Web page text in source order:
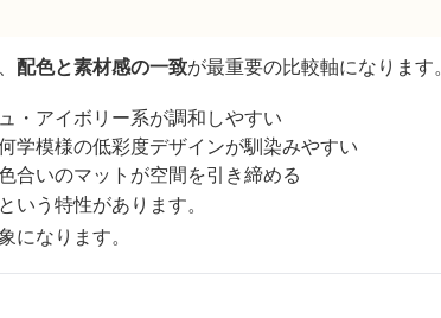
配色と素材感の一致が最重要の比較軸になります。
・アイボリー系が調和しやすい
学模様の低彩度デザインが馴染みやすい
合いのマットが空間を引き締める
という特性があります。
なります。